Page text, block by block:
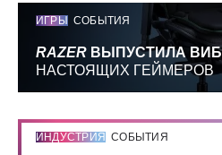
ИГРЫ СОБЫТИЯ
RAZER ВЫПУСТИЛА
НАСТОЯЩИХ ГЕЙМЕРОВ
ИНДУСТРИЯ СОБЫТИЯ